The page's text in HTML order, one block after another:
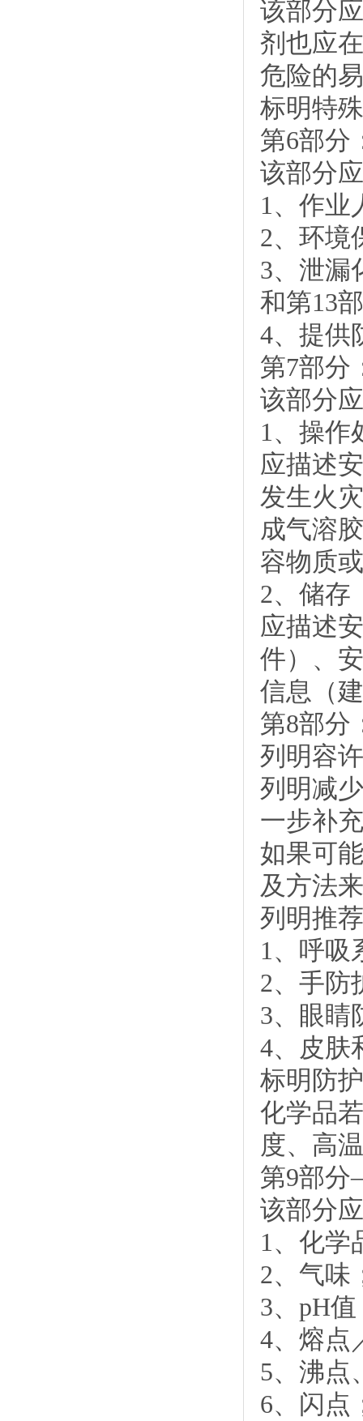
该部分
剂也应
危险的
标明特
第6部分
该部分
1、作业
2、环境
3、泄漏
和第13
4、提供
第7部分
该部分
1、操作
应描述
发生火
成气溶
容物质
2、储存
应描述
件）、
信息（
第8部分
列明容
列明减
一步补
如果可
及方法
列明推
1、呼吸
2、手防
3、眼睛
4、皮肤
标明防
化学品
度、高
第9部
该部分
1、化学
2、气味
3、pH
4、熔点
5、沸点
6、闪点